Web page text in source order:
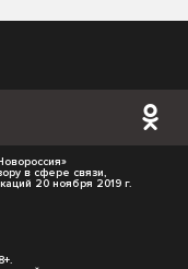
в сфере связи,
20 ноября 2019 г.